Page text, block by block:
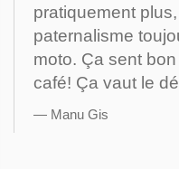
pratiquement
paternalisme
moto. Ça sent bon
café! Ça vaut le
Manu Gis